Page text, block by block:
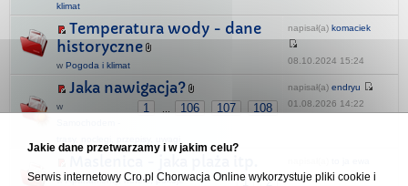
klimat
Temperatura wody - dane
historyczne
w Pogoda i klimat
napisał(a) komaciek
08.10.2024 15:24
Jaka nawigacja?
1 ... 106 107 108
w
napisał(a) endryu
01.08.2026 14:22
1 2
wApartamenty, hotele, pokoje
Jakie dane przetwarzamy i w jakim celu?
Serwis internetowy Cro.pl Chorwacja Online wykorzystuje pliki cookie i